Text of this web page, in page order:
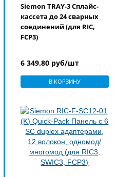
Siemon TRAY-3 Сплайс-
кассета до 24 сварных
соединений (для RIC,
FCP3)
6 349.80 руб/шт
В КОРЗИНУ